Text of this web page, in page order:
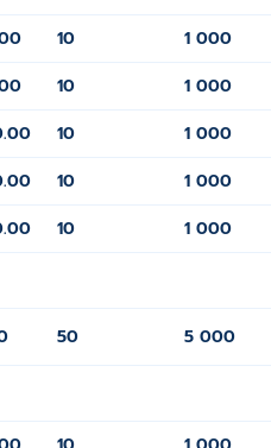
10 1 000
10 1 000
10 1 000
10 1 000
10 1 000
50 5 000